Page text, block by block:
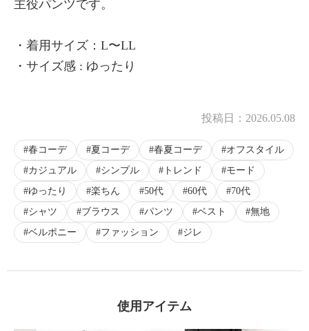
主役パンツです。
・着用サイズ：L〜LL
・サイズ感 : ゆったり
投稿日： 2026.05.08
春コーデ 夏コーデ 春夏コーデ
オフスタイル
カジュアル
シンプル トレンド
モード
ゆったり
楽ちん 50代 60代
70代
シャツ
ブラウス パンツ ベスト
無地
ベルポニー
ファッション ジレ
使用アイテム